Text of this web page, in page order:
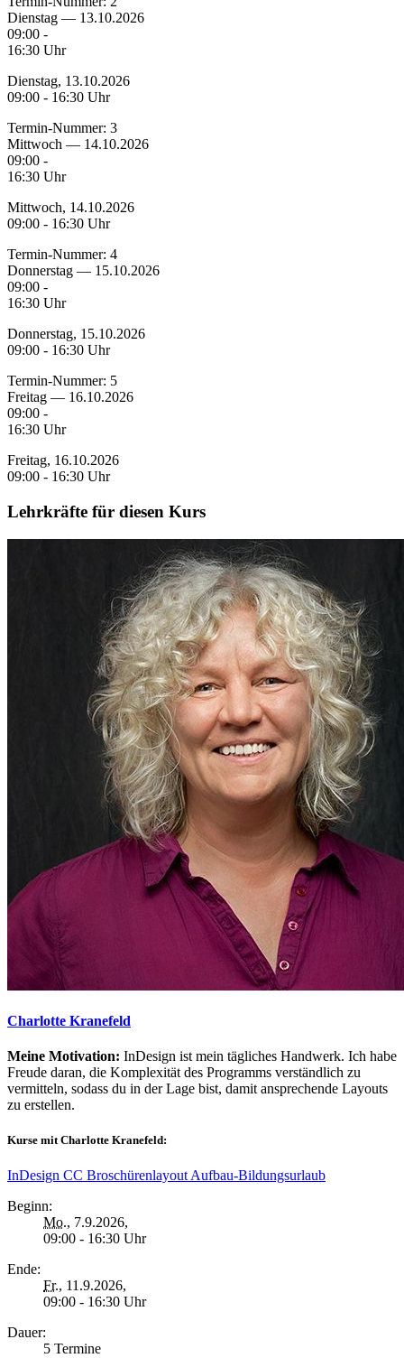
Dienstag — 13.10.2026
09:00 -
16:30 Uhr
Dienstag, 13.10.2026
09:00 - 16:30 Uhr
Termin-Nummer: 3
Mittwoch — 14.10.2026
09:00 -
16:30 Uhr
Mittwoch, 14.10.2026
09:00 - 16:30 Uhr
Termin-Nummer: 4
Donnerstag — 15.10.2026
09:00 -
16:30 Uhr
Donnerstag, 15.10.2026
09:00 - 16:30 Uhr
Termin-Nummer: 5
Freitag — 16.10.2026
09:00 -
16:30 Uhr
Freitag, 16.10.2026
09:00 - 16:30 Uhr
Lehrkräfte für diesen Kurs
Charlotte Kranefeld
Meine Motivation: InDesign ist mein tägliches Handwerk. Ich habe
Freude daran, die Komplexität des Programms verständlich zu
vermitteln, sodass du in der Lage bist, damit ansprechende Layouts
zu erstellen.
Kurse mit Charlotte Kranefeld:
InDesign CC Broschürenlayout Aufbau-Bildungsurlaub
Beginn:
Mo., 7.9.2026,
09:00 - 16:30 Uhr
Ende:
Fr., 11.9.2026,
09:00 - 16:30 Uhr
Dauer:
5 Termine